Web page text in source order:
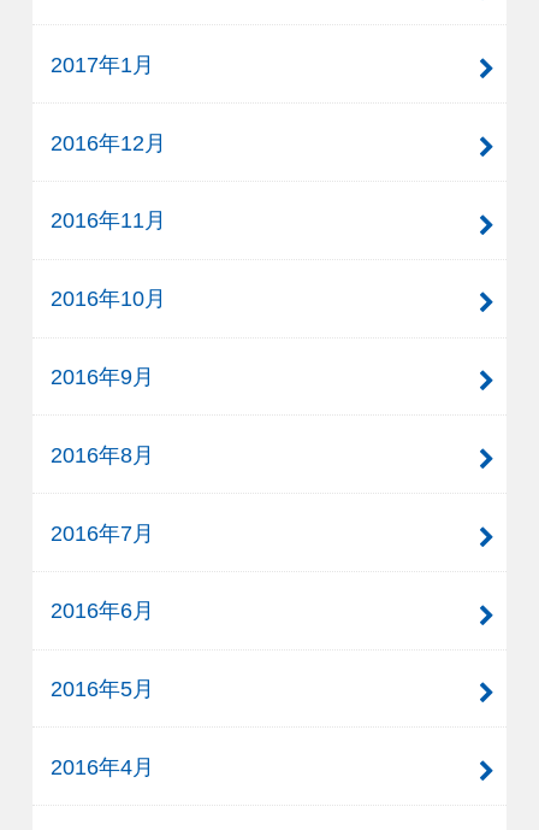
2017年1月
2016年12月
2016年11月
2016年10月
2016年9月
2016年8月
2016年7月
2016年6月
2016年5月
2016年4月